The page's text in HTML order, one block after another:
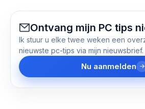
Ontvang mijn PC tips
Ik stuur u elke twee weken een
nieuwste pc-tips via mijn nieuwsbrief.
Nu aanmelden